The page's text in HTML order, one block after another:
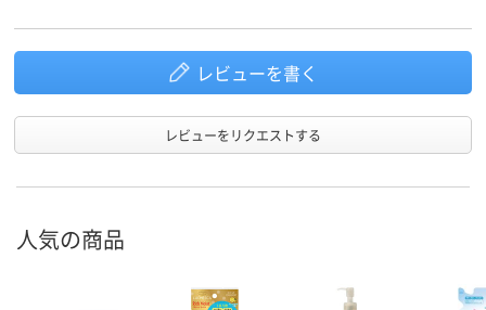
レビューを書く
レビューをリクエストする
人気の商品